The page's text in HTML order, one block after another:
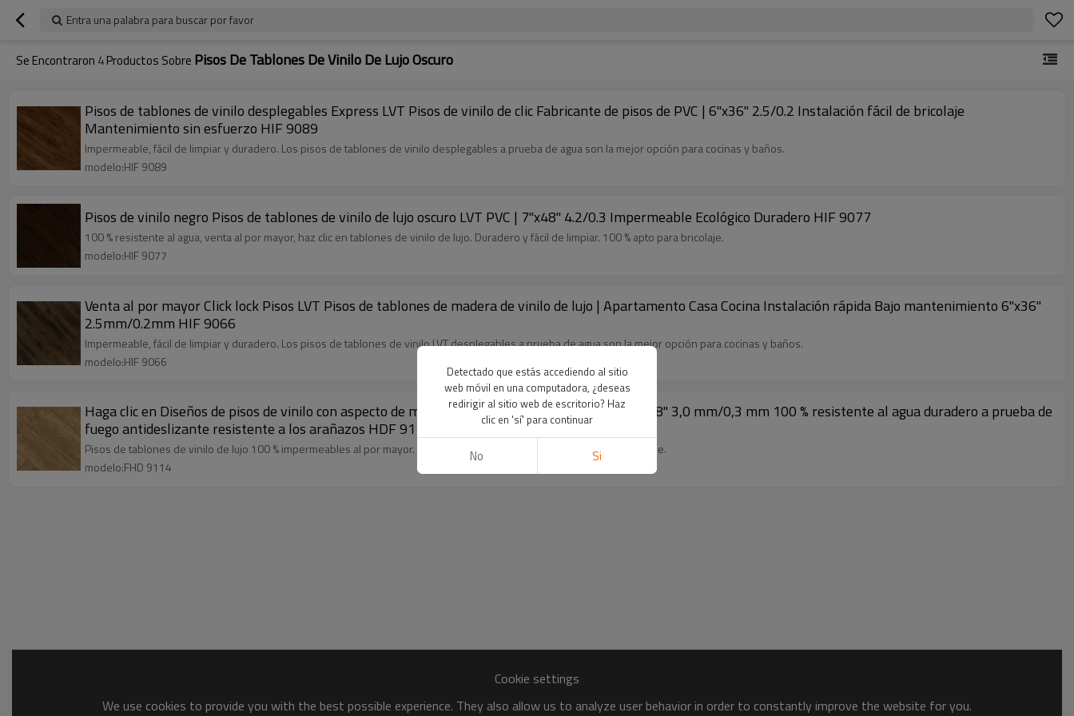
Entra una palabra para buscar por favor
Se Encontraron 4Productos Sobre Pisos De Tablones De Vinilo De Lujo Oscuro
Pisos de tablones de vinilo desplegables Express LVT Pisos de vinilo de clic Fabricante de pisos de PVC | 6''x36'' 2.5/0.2 Instalación fácil de bricolaje
Mantenimiento sin esfuerzo HIF 9089
Impermeable, fácil de limpiar y duradero. Los pisos de tablones de vinilo desplegables a prueba de agua son la mejor opción para cocinas y baños.
modelo:HIF 9089
Pisos de vinilo negro Pisos de tablones de vinilo de lujo oscuro LVT PVC | 7''x48'' 4.2/0.3 Impermeable Ecológico Duradero HIF 9077
100 % resistente al agua, venta al por mayor, haz clic en tablones de vinilo de lujo. Duradero y fácil de limpiar. 100 % apto para bricolaje.
modelo:HIF 9077
Venta al por mayor Click lock Pisos LVT Pisos de tablones de madera de vinilo de lujo | Apartamento Casa Cocina Instalación rápida Bajo mantenimiento 6''x36''
2.5mm/0.2mm HIF 9066
Impermeable, fácil de limpiar y duradero. Los pisos de tablones de vinilo LVT desplegables a prueba de agua son la mejor opción para cocinas y baños.
modelo:HIF 9066
Haga clic en Diseños de pisos de vinilo con aspecto de madera y tablones de vinilo de lujo | 7''x48'' 3,0 mm/0,3 mm 100 % resistente al agua duradero a prueba de
fuego antideslizante resistente a los arañazos HDF 9114
Pisos de tablones de vinilo de lujo 100 % impermeables al por mayor. Duradero y fácil de limpiar. 100 % apto para bricolaje.
modelo:FHD 9114
Cookie settings
We use cookies to provide you with the best possible experience. They also allow us to analyze user behavior in order to constantly improve the website for you.
Detectado que estás accediendo al sitio
web móvil en una computadora, ¿deseas
redirigir al sitio web de escritorio? Haz
clic en 'sí' para continuar
No Si